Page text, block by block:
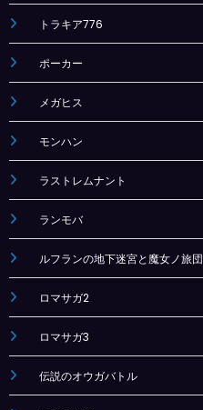
トラキア776
ポーカー
メガヒス
モンハン
ラストレムナント
ランモバ
ルフランの地下迷宮と魔女ノ旅団
ロマサガ2
ロマサガ3
伝説のオウガバトル